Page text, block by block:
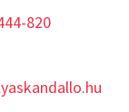
820